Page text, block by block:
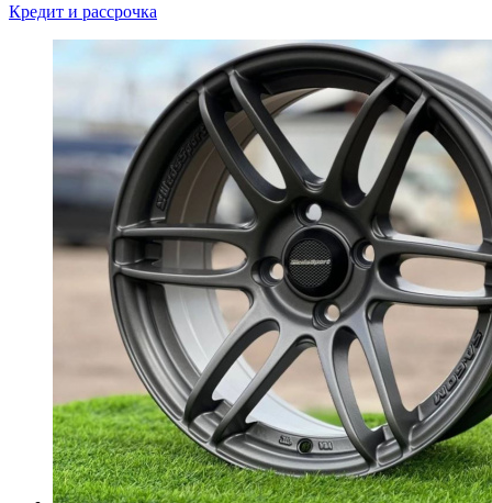
Кредит и рассрочка